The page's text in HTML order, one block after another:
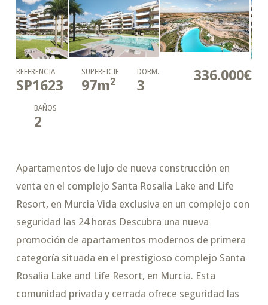
336.000€
REFERENCIA
SP1623
SUPERFICIE
97m2
DORM.
3
BAÑOS
2
Apartamentos de lujo de nueva construcción en
venta en el complejo Santa Rosalia Lake and Life
Resort, en Murcia Vida exclusiva en un complejo con
seguridad las 24 horas Descubra una nueva
promoción de apartamentos modernos de primera
categoría situada en el prestigioso complejo Santa
Rosalia Lake and Life Resort, en Murcia. Esta
comunidad privada y cerrada ofrece seguridad las